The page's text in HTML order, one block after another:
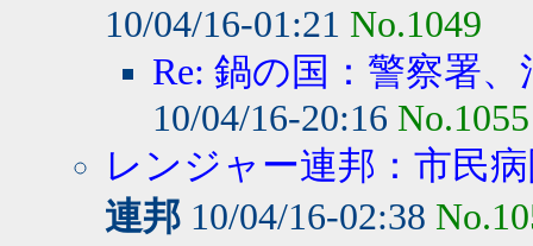
10/04/16-01:21 No.1049
Re: 鍋の国：警察署
10/04/16-20:16 No.1055
レンジャー連邦：市民
連邦 10/04/16-02:38